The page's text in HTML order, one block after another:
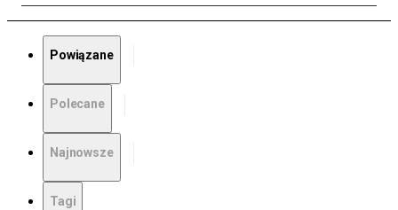
Powiązane
Polecane
Najnowsze
Tagi